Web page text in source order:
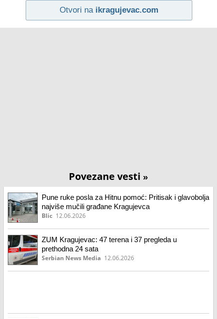
Otvori na ikragujevac.com
Povezane vesti »
Pune ruke posla za Hitnu pomoć: Pritisak i glavobolja
najviše mučili građane Kragujevca
Blic 12.06.2026
ZUM Kragujevac: 47 terena i 37 pregleda u
prethodna 24 sata
Serbian News Media 12.06.2026